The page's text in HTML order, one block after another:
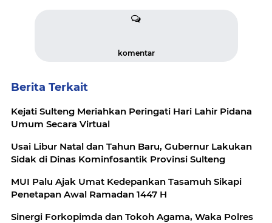
komentar
Berita Terkait
Kejati Sulteng Meriahkan Peringati Hari Lahir Pidana
Umum Secara Virtual
Usai Libur Natal dan Tahun Baru, Gubernur Lakukan
Sidak di Dinas Kominfosantik Provinsi Sulteng
MUI Palu Ajak Umat Kedepankan Tasamuh Sikapi
Penetapan Awal Ramadan 1447 H
Sinergi Forkopimda dan Tokoh Agama, Waka Polres